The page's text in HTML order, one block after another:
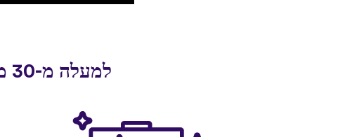
למעלה מ-30 מיליון אנשים התחילו לדבר שפה חדשה עם uTalk